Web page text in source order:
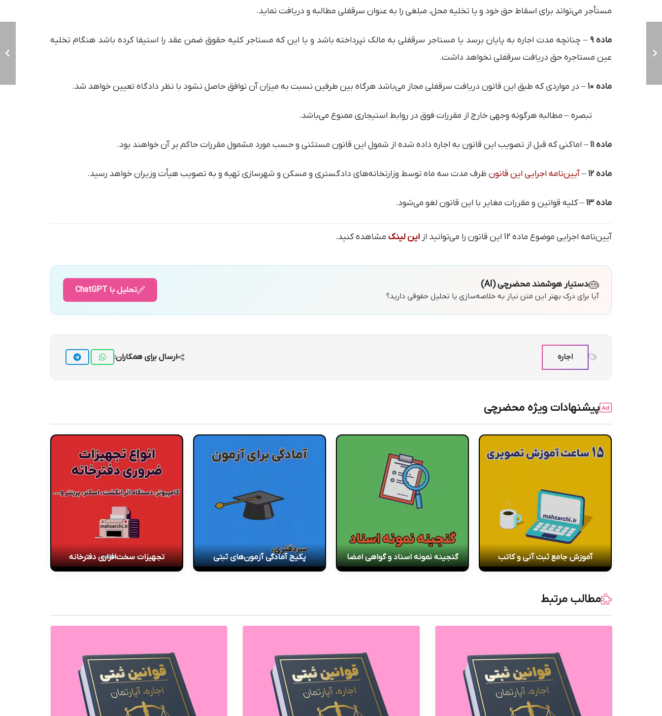
مستأجر می‌تواند برای اسقاط حق خود و یا تخلیه محل، مبلغی را به عنوان سرقفلی مطالبه و دریافت نماید.
ماده ۹ – چنانچه مدت اجاره به پایان برسد یا مستاجر سرقفلی به مالک نپرداخته باشد و یا این که مستاجر کلیه حقوق ضمن عقد را استیفا کرده باشد هنگام تخلیه
عین مستاجره حق دریافت سرقفلی نخواهد داشت.
ماده ۱۰ – در مواردی که طبق این قانون دریافت سرقفلی مجاز می‌باشد هرگاه بین طرفین نسبت به میزان آن توافق حاصل نشود با نظر دادگاه تعیین خواهد شد.
تبصره – مطالبه هرگونه وجهی خارج از مقررات فوق در روابط استیجاری ممنوع می‌باشد.
ماده ۱۱ – اماکنی که قبل از تصویب این قانون به اجاره داده شده از شمول این قانون مستثنی و حسب مورد مشمول مقررات حاکم بر آن خواهند بود.
ماده ۱۲ –آیین‌نامه اجرایی این قانون ظرف مدت سه ماه توسط وزارتخانه‌های دادگستری و مسکن و شهرسازی تهیه و به تصویب هیأت وزیران خواهد رسید.
ماده ۱۳ – کلیه قوانین و مقررات مغایر با این قانون لغو می‌شود.
آیین‌نامه اجرایی موضوع ماده 12 این قانون را می‌توانید از این لینک مشاهده کنید.
دستیار هوشمند محضرچی (AI)
آیا برای درک بهتر این متن نیاز به خلاصه‌سازی یا تحلیل حقوقی دارید؟
تحلیل با ChatGPT
اجاره ارسال برای همکاران:
پیشنهادات ویژه محضرچی
آموزش جامع ثبت آنی و کاتب گنجینه نمونه اسناد و گواهی امضا پکیج آمادگی آزمون‌های ثبتی تجهیزات سخت‌افزاری دفترخانه
مطالب مرتبط